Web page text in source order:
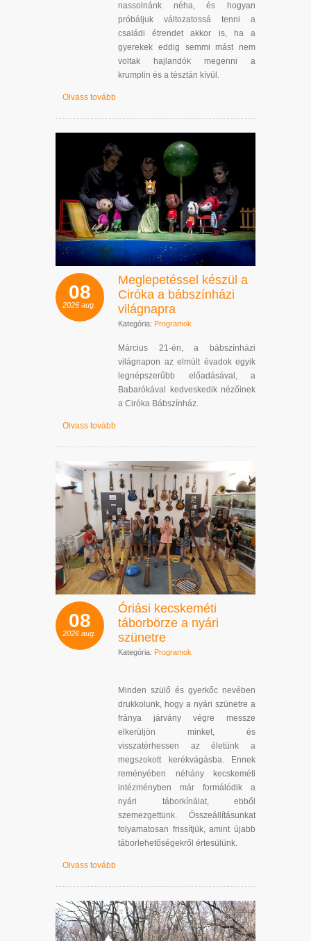
nassolnánk néha, és hogyan
próbáljuk változatossá tenni a
családi étrendet akkor is, ha a
gyerekek eddig semmi mást nem
voltak hajlandók megenni a
krumplin és a tésztán kívül.
Olvass tovább
08
2026 aug.
Meglepetéssel készül a
Ciróka a bábszínházi
világnapra
Kategória: Programok
Március 21-én, a bábszínházi
világnapon az elmúlt évadok egyik
legnépszerűbb előadásával, a
Babarókával kedveskedik nézőinek
a Ciróka Bábszínház.
Olvass tovább
08
2026 aug.
Óriási kecskeméti
táborbörze a nyári
szünetre
Kategória: Programok
Minden szülő és gyerkőc nevében
drukkolunk, hogy a nyári szünetre a
fránya járvány végre messze
elkerüljön minket, és
visszatérhessen az életünk a
megszokott kerékvágásba. Ennek
reményében néhány kecskeméti
intézményben már formálódik a
nyári táborkínálat, ebből
szemezgettünk. Összeállításunkat
folyamatosan frissítjük, amint újabb
táborlehetőségekről értesülünk.
Olvass tovább